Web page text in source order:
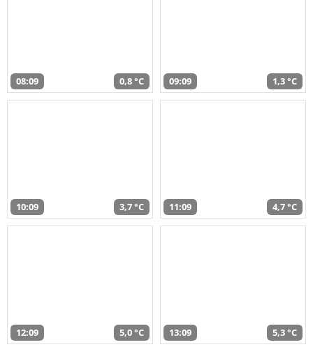
08:09 0,8 °C 09:09 1,3 °C
10:09 3,7 °C 11:09 4,7 °C
12:09 5,0 °C 13:09 5,3 °C